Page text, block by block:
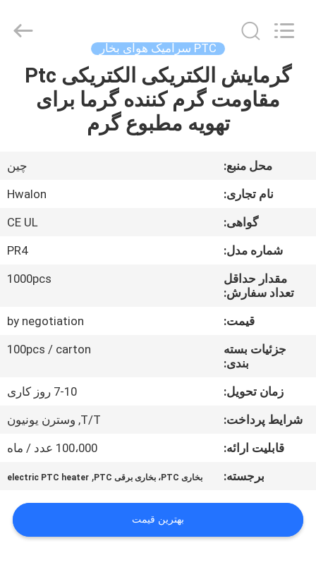
خانه
درباره
کارخانه
کیفیت
ما
تماس
اخبار
Electronic
Reserved.
PTC سرامیک هوای بخار
گرمایش الکتریکی الکتریکی Ptc
مقاومت گرم کننده گرما برای
تهویه مطبوع گرم
محل منبع:
چین
نام تجاری:
Hwalon
گواهی:
CE UL
شماره مدل:
PR4
مقدار حداقل
تعداد سفارش:
1000pcs
قیمت:
by negotiation
جزئیات بسته
بندی:
100pcs / carton
زمان تحویل:
7-10 روز کاری
شرایط پرداخت:
T/T, وسترن یونیون
قابلیت ارائه:
100،000 عدد / ماه
برجسته:
بخاری PTC، بخاری برقی PTC ,
electric PTC heater
بهترین قیمت